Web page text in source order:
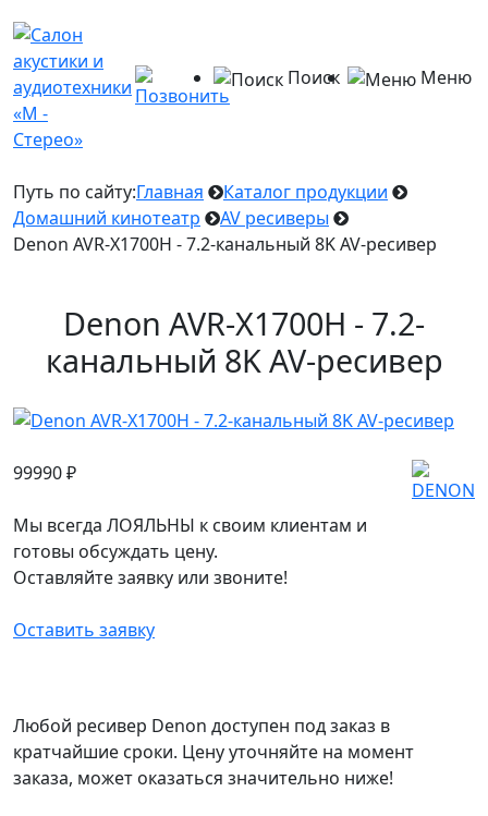
Меню
Поиск
Путь по сайту:Главная
Каталог продукции
Домашний кинотеатр
AV ресиверы
Denon AVR-X1700H - 7.2-канальный 8K AV-ресивер
Denon AVR-X1700H - 7.2-
канальный 8K AV-ресивер
99990₽
Мы всегда ЛОЯЛЬНЫ к своим клиентам и
готовы обсуждать цену.
Оставляйте заявку или звоните!
Оставить заявку
Любой ресивер Denon доступен под заказ в
кратчайшие сроки. Цену уточняйте на момент
заказа, может оказаться значительно ниже!